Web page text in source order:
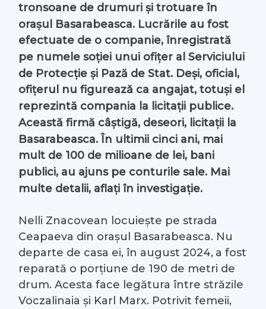
tronsoane de drumuri și trotuare în
orașul Basarabeasca. Lucrările au fost
efectuate de o companie, înregistrată
pe numele soției unui ofițer al Serviciului
de Protecție și Pază de Stat. Deși, oficial,
ofițerul nu figurează ca angajat, totuși el
reprezintă compania la licitații publice.
Această firmă câștigă, deseori, licitații la
Basarabeasca. În ultimii cinci ani, mai
mult de 100 de milioane de lei, bani
publici, au ajuns pe conturile sale. Mai
multe detalii, aflați în investigație.
Nelli Znacovean locuiește pe strada
Ceapaeva din orașul Basarabeasca. Nu
departe de casa ei, în august 2024, a fost
reparată o porțiune de 190 de metri de
drum. Acesta face legătura între străzile
Voczalinaia și Karl Marx. Potrivit femeii,